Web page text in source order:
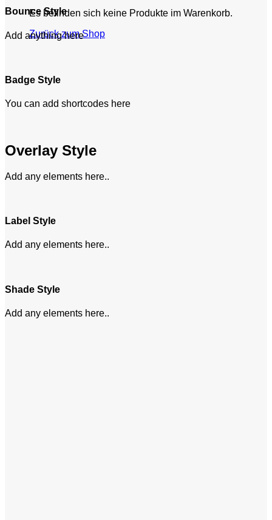
Es befinden sich keine Produkte im Warenkorb.
Zurück zum Shop
Bounce Style
Add anything here
Badge Style
You can add shortcodes here
Overlay Style
Add any elements here..
Label Style
Add any elements here..
Shade Style
Add any elements here..